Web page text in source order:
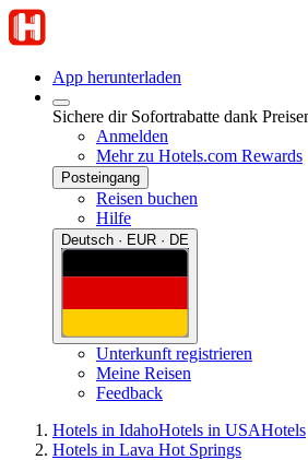
App herunterladen
Sichere dir Sofortrabatte dank
Anmelden
Mehr zu Hotels.com Rewards
Posteingang
Reisen buchen
Hilfe
Deutsch · EUR · DE
Unterkunft registrieren
Meine Reisen
Feedback
Hotels in IdahoHotels in USAHotels
Hotels in Lava Hot Springs